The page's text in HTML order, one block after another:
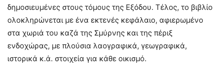
δημοσιευμένες στους τόμους της Εξόδου. Τέλος, το βιβλίο
ολοκληρώνεται με ένα εκτενές κεφάλαιο, αφιερωμένο
στα χωριά του καζά της Σμύρνης και της πέριξ
ενδοχώρας, με πλούσια λαογραφικά, γεωγραφικά,
ιστορικά κ.ά. στοιχεία για κάθε οικισμό.